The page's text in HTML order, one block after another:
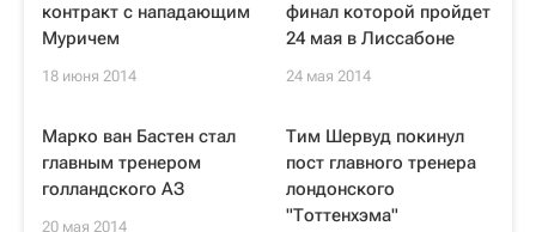
контракт с нападающим
Муричем
18 июня 2014
финал которой пройдет
24 мая в Лиссабоне
24 мая 2014
Марко ван Бастен стал
главным тренером
голландского АЗ
20 мая 2014
Тим Шервуд покинул
пост главного тренера
лондонского
"Тоттенхэма"